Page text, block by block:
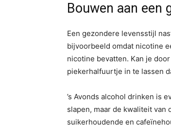
Bouwen aan een
Een gezondere levensstijl
bijvoorbeeld omdat nicotine
nicotine bevatten. Kan je
piekerhalfuurtje in te lassen
’s Avonds alcohol drinken is
slapen, maar de kwaliteit van
suikerhoudende en